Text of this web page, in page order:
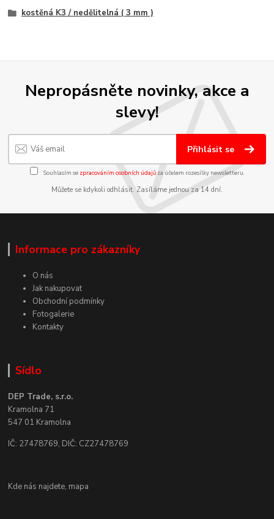
kostěná K3 / nedělitelná ( 3 mm )
Nepropásněte novinky, akce a
slevy!
Přihlásit se
Souhlasím se zpracováním osobních údajůza účelem rozesílky newsletteru.
Můžete se kdykoli odhlásit. Zasíláme jednou za 14 dní.
Informace pro zákazníky
O nás
Jak nakupovat
Obchodní podmínky
Fotogalerie
Kontakty
Sídlo
DEP Trade, s.r.o.
Kramolna 71
547 01 Kramolna
IČ: 27478769, DIČ: CZ27478769
Kde nás najdete, mapa